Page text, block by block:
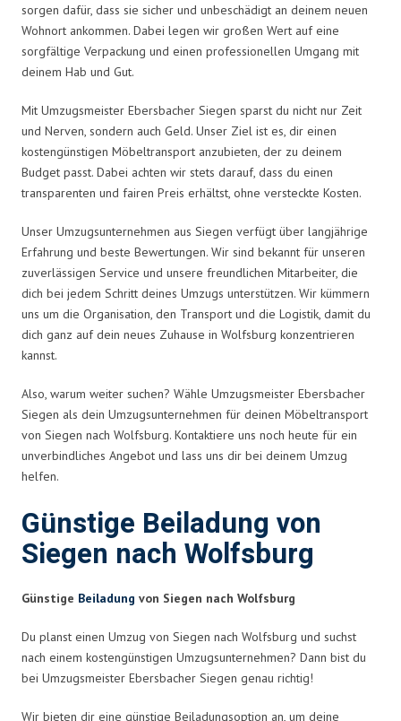
sorgen dafür, dass sie sicher und unbeschädigt an deinem neuen
Wohnort ankommen. Dabei legen wir großen Wert auf eine
sorgfältige Verpackung und einen professionellen Umgang mit
deinem Hab und Gut.
Mit Umzugsmeister Ebersbacher Siegen sparst du nicht nur Zeit
und Nerven, sondern auch Geld. Unser Ziel ist es, dir einen
kostengünstigen Möbeltransport anzubieten, der zu deinem
Budget passt. Dabei achten wir stets darauf, dass du einen
transparenten und fairen Preis erhältst, ohne versteckte Kosten.
Unser Umzugsunternehmen aus Siegen verfügt über langjährige
Erfahrung und beste Bewertungen. Wir sind bekannt für unseren
zuverlässigen Service und unsere freundlichen Mitarbeiter, die
dich bei jedem Schritt deines Umzugs unterstützen. Wir kümmern
uns um die Organisation, den Transport und die Logistik, damit du
dich ganz auf dein neues Zuhause in Wolfsburg konzentrieren
kannst.
Also, warum weiter suchen? Wähle Umzugsmeister Ebersbacher
Siegen als dein Umzugsunternehmen für deinen Möbeltransport
von Siegen nach Wolfsburg. Kontaktiere uns noch heute für ein
unverbindliches Angebot und lass uns dir bei deinem Umzug
helfen.
Günstige Beiladung von
Siegen nach Wolfsburg
Günstige Beiladung von Siegen nach Wolfsburg
Du planst einen Umzug von Siegen nach Wolfsburg und suchst
nach einem kostengünstigen Umzugsunternehmen? Dann bist du
bei Umzugsmeister Ebersbacher Siegen genau richtig!
Wir bieten dir eine günstige Beiladungsoption an, um deine